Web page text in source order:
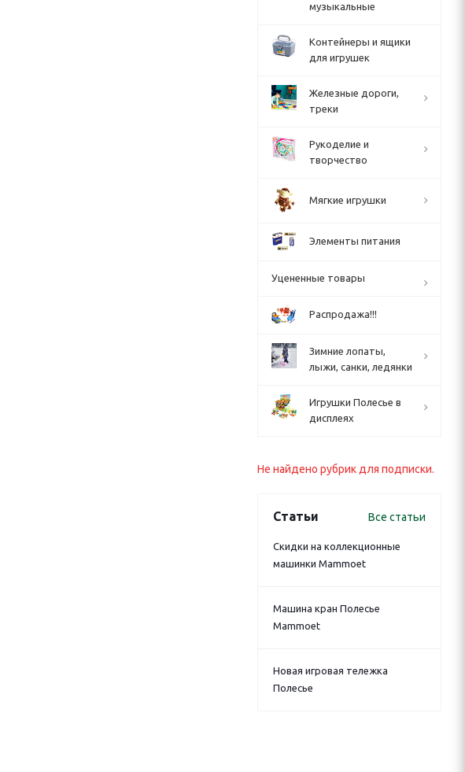
музыкальные
Контейнеры и ящики
для игрушек
Железные дороги,
треки
Рукоделие и
творчество
Мягкие игрушки
Элементы питания
Уцененные товары
Распродажа!!!
Зимние лопаты,
лыжи, санки, ледянки
Игрушки Полесье в
дисплеях
Не найдено рубрик для подписки.
Статьи Все статьи
Скидки на коллекционные
машинки Mammoet
Машина кран Полесье
Mammoet
Новая игровая тележка
Полесье